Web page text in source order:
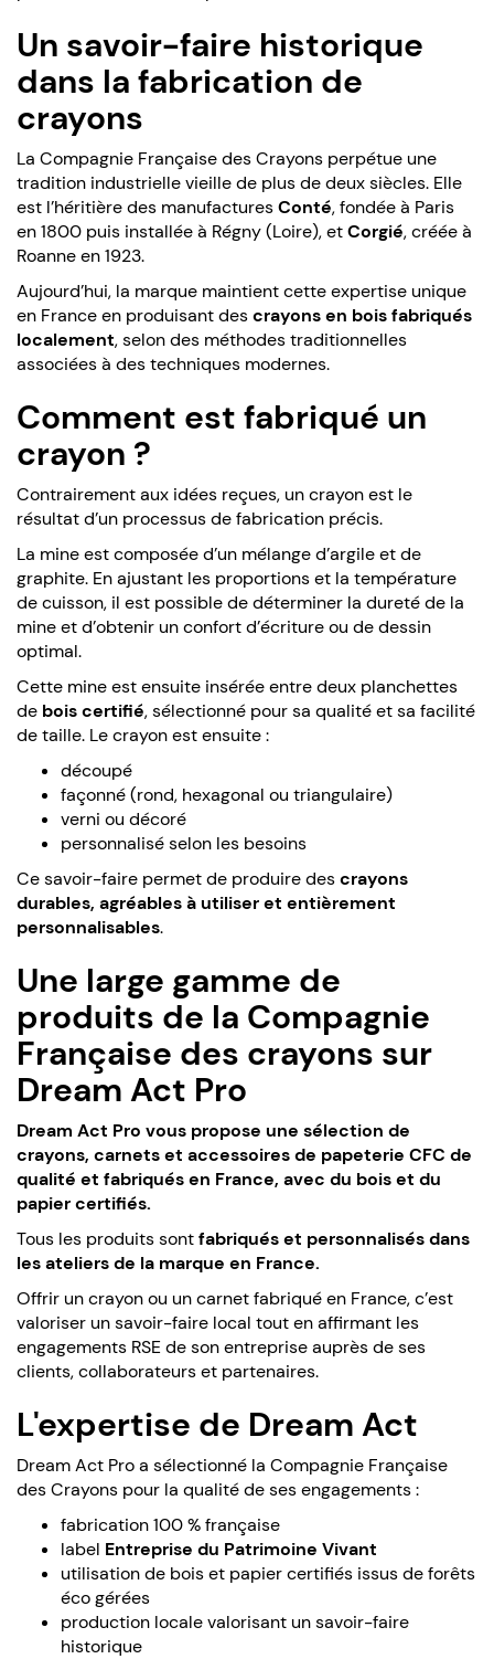
Un savoir-faire historique
dans la fabrication de
crayons
La Compagnie Française des Crayons perpétue une
tradition industrielle vieille de plus de deux siècles. Elle
est l’héritière des manufacturesConté, fondée à Paris
en 1800 puis installée à Régny (Loire), etCorgié, créée à
Roanne en 1923.
Aujourd’hui, la marque maintient cette expertise unique
en France en produisant descrayons en bois fabriqués
localement, selon des méthodes traditionnelles
associées à des techniques modernes.
Comment est fabriqué un
crayon ?
Contrairement aux idées reçues, un crayon est le
résultat d’un processus de fabrication précis.
La mine est composée d’un mélange d’argile et de
graphite. En ajustant les proportions et la température
de cuisson, il est possible de déterminer la dureté de la
mine et d’obtenir un confort d’écriture ou de dessin
optimal.
Cette mine est ensuite insérée entre deux planchettes
de bois certifié, sélectionné pour sa qualité et sa facilité
de taille. Le crayon est ensuite :
découpé
façonné (rond, hexagonal ou triangulaire)
verni ou décoré
personnalisé selon les besoins
Ce savoir-faire permet de produire descrayons
durables, agréables à utiliser et entièrement
personnalisables.
Une large gamme de
produits de la Compagnie
Française des crayons sur
Dream Act Pro
Dream Act Pro vous propose une sélection de
crayons, carnets et accessoires de papeterie CFC de
qualité et fabriqués en France, avec du bois et du
papier certifiés.
Tous les produits sontfabriqués et personnalisés dans
les ateliers de la marque en France.
Offrir un crayon ou un carnet fabriqué en France, c’est
valoriser un savoir-faire local tout en affirmant les
engagements RSE de son entreprise auprès de ses
clients, collaborateurs et partenaires.
L'expertise de Dream Act
Dream Act Pro a sélectionné la Compagnie Française
des Crayons pour la qualité de ses engagements :
fabrication 100 % française
label Entreprise du Patrimoine Vivant
utilisation de bois et papier certifiés issus de forêts
éco gérées
production locale valorisant un savoir-faire
historique